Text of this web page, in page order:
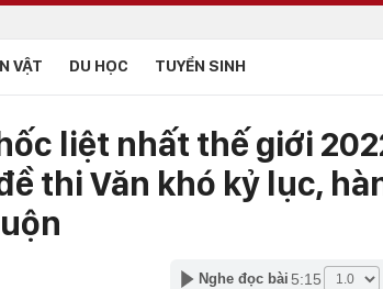
VẬT DU HỌC TUYỂN SINH
liệt nhất thế giới
thi Văn khó kỷ lục,
Nghe đọc bài 5:15